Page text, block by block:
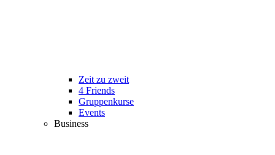
Zeit zu zweit
4 Friends
Gruppenkurse
Events
Business